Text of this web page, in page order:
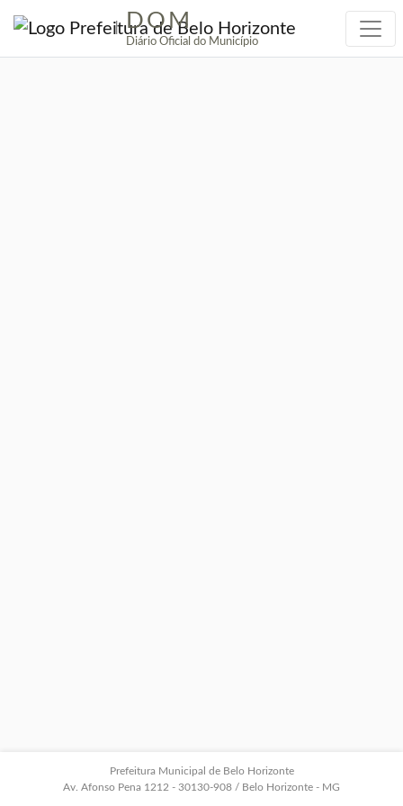
| DOM
Diário Oficial do Município
Prefeitura Municipal de Belo Horizonte
Av. Afonso Pena 1212 - 30130-908 / Belo Horizonte - MG